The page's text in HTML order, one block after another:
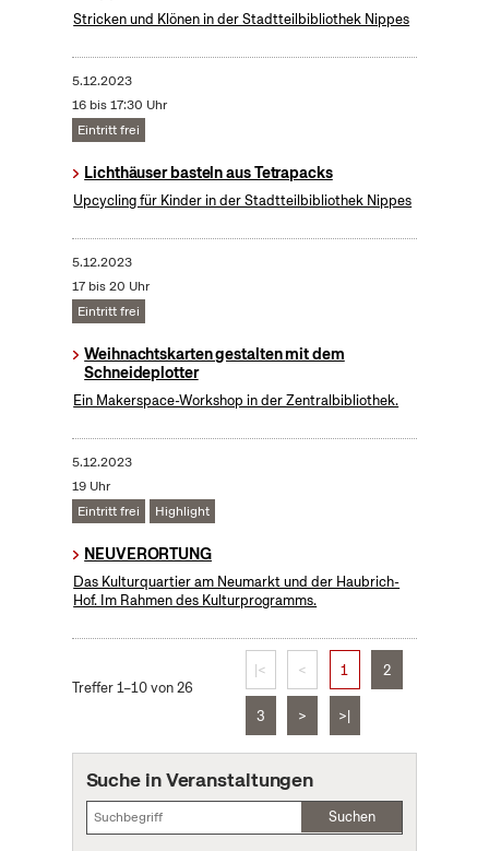
Stricken und Klönen in der Stadtteilbibliothek Nippes
5.12.2023
16 bis 17:30 Uhr
Eintritt frei
Lichthäuser basteln aus Tetrapacks
Upcycling für Kinder in der Stadtteilbibliothek Nippes
5.12.2023
17 bis 20 Uhr
Eintritt frei
Weihnachtskarten gestalten mit dem
Schneideplotter
Ein Makerspace-Workshop in der Zentralbibliothek.
5.12.2023
19 Uhr
Eintritt frei
Highlight
NEUVERORTUNG
Das Kulturquartier am Neumarkt und der Haubrich-
Hof. Im Rahmen des Kulturprogramms.
Treffer 1–10 von 26
|< < 1 2
3 > >|
Suche in Veranstaltungen
Suchen